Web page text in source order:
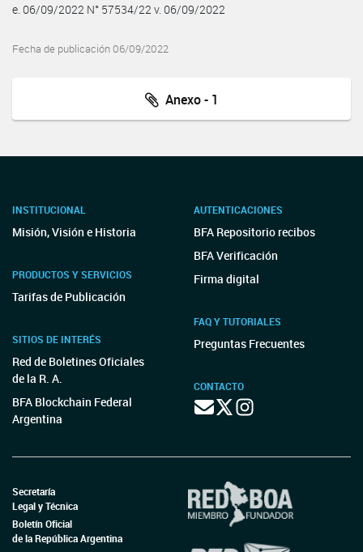
e. 06/09/2022 N° 57534/22 v. 06/09/2022
Fecha de publicación 06/09/2022
Anexo - 1
INSTITUCIONAL
Misión, Visión e Historia
PRODUCTOS Y SERVICIOS
Tarifas de Publicación
SITIOS DE INTERÉS
Red de Boletines Oficiales
de la R. A.
BFA Blockchain Federal
Argentina
AUTENTICACIONES
BFA Repositorio recibos
BFA Verificación
Firma digital
FAQ Y TUTORIALES
Preguntas Frecuentes
CONTACTO
Secretaría
Legal y Técnica
Boletín Oficial
de la República Argentina